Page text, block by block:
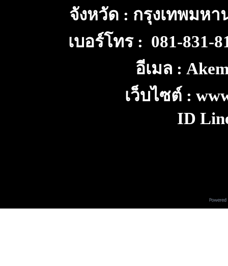
จังหวัด : กรุงเทพมห
เบอร์โทร : 081-
อีเมล :
เว็บไซต์ :
ID